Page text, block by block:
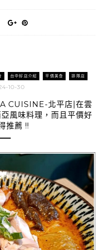
台中好店介紹 平價美食 排隊店
10-30
CUISINE-北平店|在雲
風味料理，而且平價好
推薦 !!